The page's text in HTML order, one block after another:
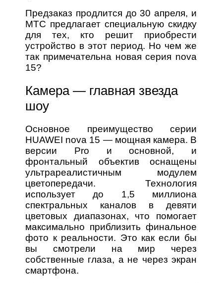
Предзаказ продлится до 30 апреля, и
МТС предлагает специальную скидку
для тех, кто решит приобрести
устройство в этот период. Но чем же
так примечательна новая серия nova
15?
Камера — главная звезда
шоу
Основное преимущество серии
HUAWEI nova 15 — мощная камера. В
версии Pro и основной, и
фронтальный объектив оснащены
ультрареалистичным модулем
цветопередачи. Технология
использует до 1,5 миллиона
спектральных каналов в девяти
цветовых диапазонах, что помогает
максимально приблизить финальное
фото к реальности. Это как если бы
вы смотрели на мир через
собственные глаза, а не через экран
смартфона.